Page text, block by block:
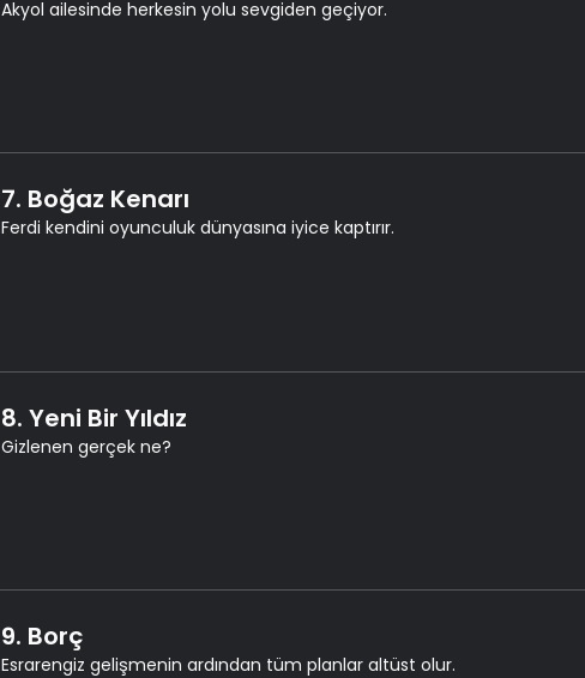
Akyol ailesinde herkesin yolu sevgiden geçiyor.
7. Boğaz Kenarı
Ferdi kendini oyunculuk dünyasına iyice kaptırır.
8. Yeni Bir Yıldız
Gizlenen gerçek ne?
9. Borç
Esrarengiz gelişmenin ardından tüm planlar altüst olur.